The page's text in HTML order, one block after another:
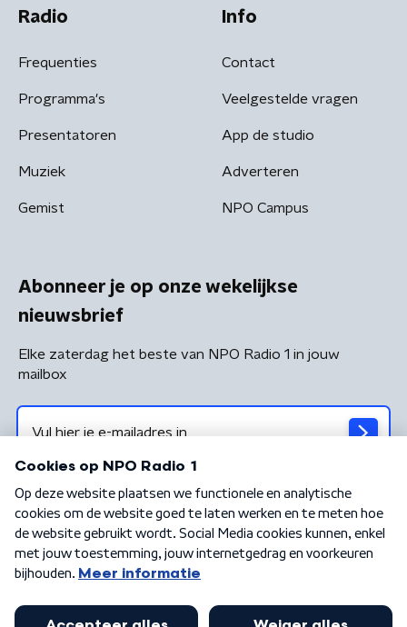
Radio
Frequenties
Programma's
Presentatoren
Muziek
Gemist
Info
Contact
Veelgestelde vragen
App de studio
Adverteren
NPO Campus
Abonneer je op onze wekelijkse
nieuwsbrief
Elke zaterdag het beste van NPO Radio 1 in jouw
mailbox
Algemene voorwaarden